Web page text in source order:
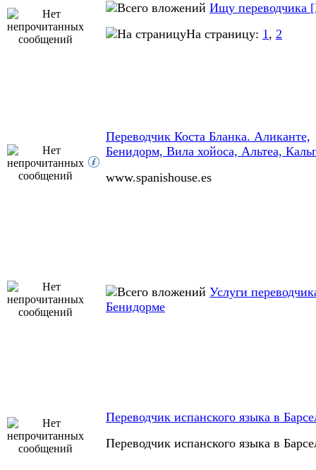
Ищу переводчика
На страницу: 1, 2
Переводчик Коста Бланка. Аликанте,
Бенидорм, Вила хойоса, Альтеа,
www.spanishouse.es
Услуги
Бенидорме
Переводчик испанского языка в
Переводчик испанского языка в